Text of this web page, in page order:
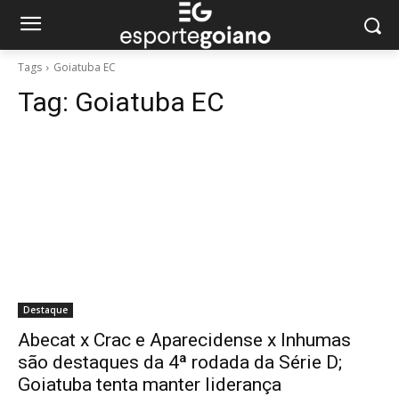
Tags Goiatuba EC
Tag: Goiatuba EC
Destaque
Abecat x Crac e Aparecidense x Inhumas
são destaques da 4ª rodada da Série D;
Goiatuba tenta manter liderança